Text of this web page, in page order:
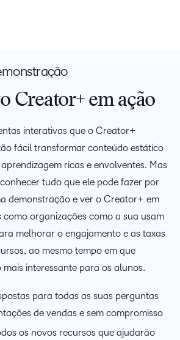
Creator+ em ação
interativas que o Creator+
fácil transformar conteúdo estático
ricas e envolventes. Mas
tudo que ele pode fazer por
demonstração e ver o Creator+ em
organizações como a sua usam
melhorar o engajamento e as taxas
ao mesmo tempo em que
interessante para os alunos.
para todas as suas perguntas
de vendas e sem compromisso
os novos recursos que ajudarão